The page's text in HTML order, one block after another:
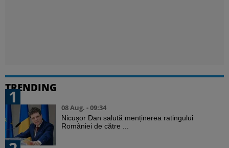
TRENDING
1
08 Aug. - 09:34
Nicușor Dan salută menținerea ratingului
României de către ...